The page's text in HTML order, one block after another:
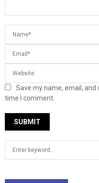
Save my name, email,
time I comment.